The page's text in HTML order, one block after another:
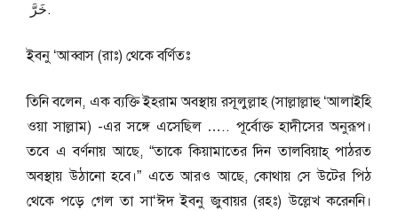
خَرَّ ‏.
ইবনু ‘আব্বাস (রাঃ) থেকে বর্ণিতঃ
তিনি বলেন, এক ব্যক্তি ইহরাম অবস্থায় রসূলুল্লাহ (সাল্লাল্লাহু ‘আলাইহি
ওয়া সাল্লাম) -এর সঙ্গে এসেছিল ….. পূর্বোক্ত হাদীসের অনুরূপ।
তবে এ বর্ণনায় আছে, “তাকে কিয়ামাতের দিন তালবিয়াহ্ পাঠরত
অবস্থায় উঠানো হবে।” এতে আরও আছে, কোথায় সে উটের পিঠ
থেকে পড়ে গেল তা সা‘ঈদ ইবনু জুবায়র (রহঃ) উল্লেখ করেননি।